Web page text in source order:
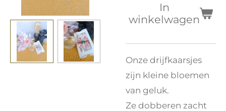
In
winkelwagen
Onze drijfkaarsjes
zijn kleine bloemen
van geluk.
Ze dobberen zacht